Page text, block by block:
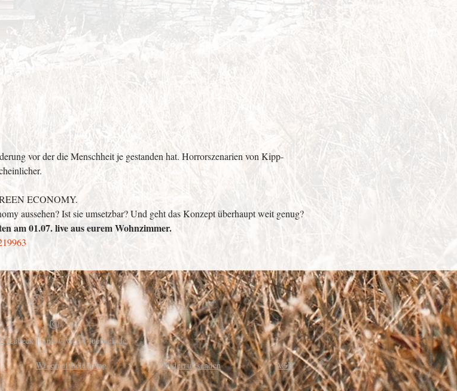
vor der die Menschheit je gestanden hat. Horrorszenarien von Kipp-
ECONOMY.
aussehen? Ist sie umsetzbar? Und geht das Konzept überhaupt weit genug?
am 01.07. live aus eurem Wohnzimmer.
Lübeck |info@victor-luebeck.de
Widerrufsbelehrung Widerruf senden AGB